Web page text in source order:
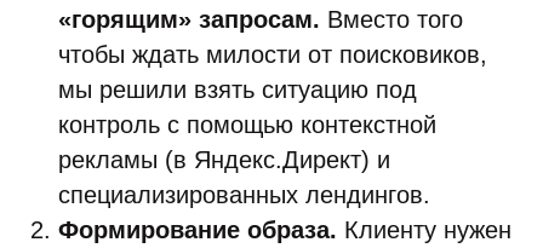
«горящим» запросам. Вместо того
чтобы ждать милости от поисковиков,
мы решили взять ситуацию под
контроль с помощью контекстной
рекламы (в Яндекс.Директ) и
специализированных лендингов.
Формирование образа. Клиенту нужен